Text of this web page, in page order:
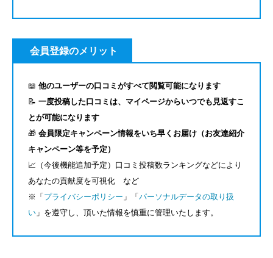
会員登録のメリット
📖 他のユーザーの口コミがすべて閲覧可能になります
📝 一度投稿した口コミは、マイページからいつでも見返すこ
とが可能になります
🎁 会員限定キャンペーン情報をいち早くお届け（お友達紹介
キャンペーン等を予定）
📈（今後機能追加予定）口コミ投稿数ランキングなどにより
あなたの貢献度を可視化 など
※「 プライバシーポリシー 」「 パーソナルデータの取り扱
い 」を遵守し、頂いた情報を慎重に管理いたします。